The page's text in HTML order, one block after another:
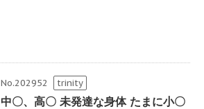
No.202952 trinity
中〇、高〇 未発達な身体 たまに小〇